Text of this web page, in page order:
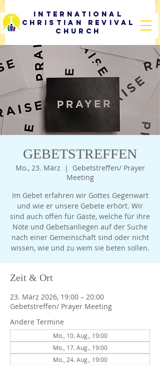
International
Christian Revival
Church
GEBETSTREFFEN
Mo., 23. März
  |
Gebetstreffen/ Prayer
Meeting
Im Gebet erfahren wir Gottes Gegenwart
und wie er unsere Gebete erhört. Wir
sind auch offen für Gäste, welche für ihre
Nöte und Gebetsanliegen auf der Suche
nach einer Gemeinschaft sind oder nicht
Zeit & Ort
23. März 2026, 19:00 – 20:00
Gebetstreffen/ Prayer Meeting
Andere Termine
Mo., 10. Aug., 19:00
Mo., 17. Aug., 19:00
Mo., 24. Aug., 19:00